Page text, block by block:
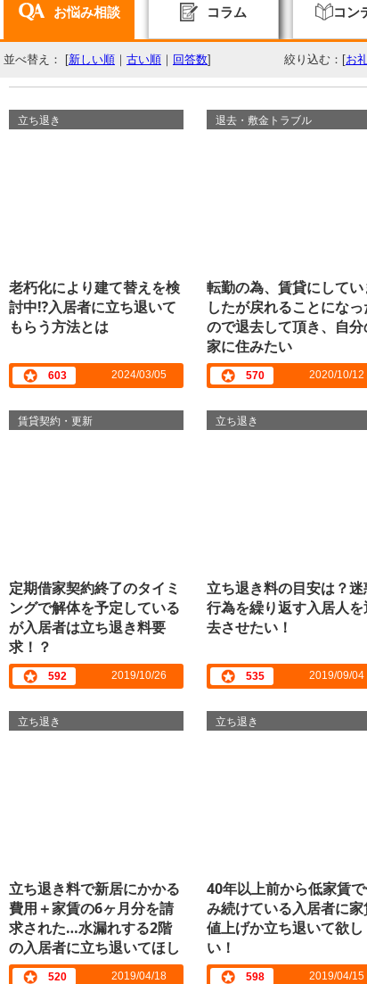
お悩み相談 コラム コン
並べ替え： [新しい順 ｜ 古い順 ｜ 回答数] 絞り込む：[お
立ち退き
老朽化により建て替えを検
討中⁉入居者に立ち退いて
もらう方法とは
603 2024/03/05
退去・敷金トラブル
転勤の為、賃貸にしてい
したが戻れることになっ
ので退去して頂き、自分
家に住みたい
570 2020/10/12
賃貸契約・更新
定期借家契約終了のタイミ
ングで解体を予定している
が入居者は立ち退き料要
求！？
592 2019/10/26
立ち退き
立ち退き料の目安は？迷
行為を繰り返す入居人を
去させたい！
535 2019/09/04
立ち退き
立ち退き料で新居にかかる
費用＋家賃の6ヶ月分を請
求された…水漏れする2階
の入居者に立ち退いてほし
い！
520 2019/04/18
立ち退き
40年以上前から低家賃
み続けている入居者に家
値上げか立ち退いて欲し
い！
598 2019/04/15